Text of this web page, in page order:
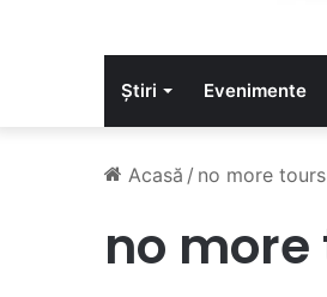
Știri Evenimente
Acasă / no more
no more